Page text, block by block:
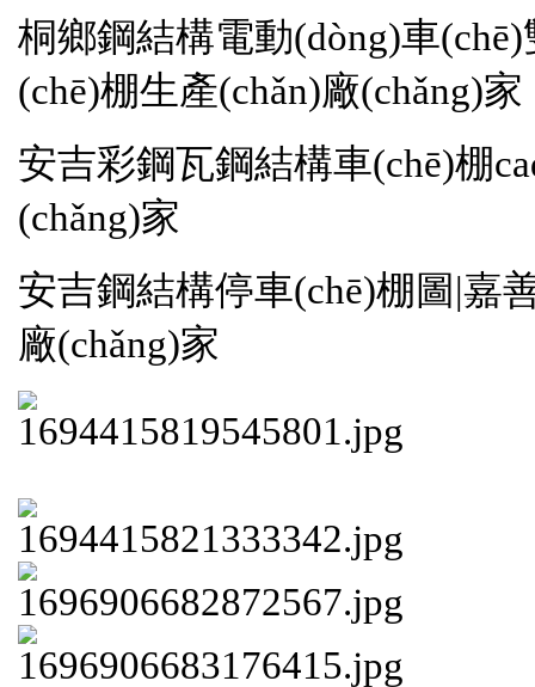
桐鄉鋼結構電動(dòng)車
(chē)棚生產(chǎn)廠(chǎng)家
安吉彩鋼瓦鋼結構車(chē)棚
(chǎng)家
安吉鋼結構停車(chē)棚圖|嘉
廠(chǎng)家